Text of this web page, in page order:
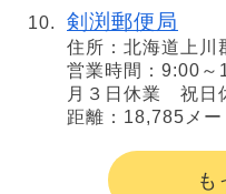
剣渕郵便局
住所：北海道上川
営業時間：9:00～
月３日休業 祝日
距離：18,785メー
も